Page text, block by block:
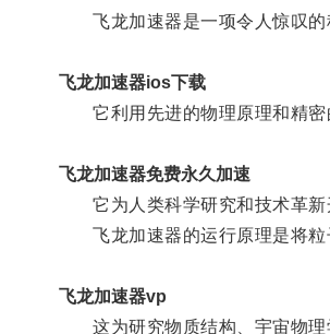
飞龙加速器是一项令人惊叹的
飞龙加速器ios下载
它利用先进的物理原理和精密
飞龙加速器免费永久加速
它为人类科学研究和技术革新
飞龙加速器的运行原理是将粒
飞龙加速器vp
这为研究物质结构、宇宙物理